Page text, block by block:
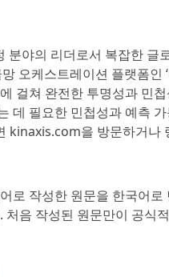
야의 리더로서 복잡한
오케스트레이션 플랫폼
걸쳐 완전한 투명성과 민
데 필요한 민첩성과 예측
kinaxis.com을 방문하거나
로 작성한 원문을 한국어
음 작성된 원문만이 공식